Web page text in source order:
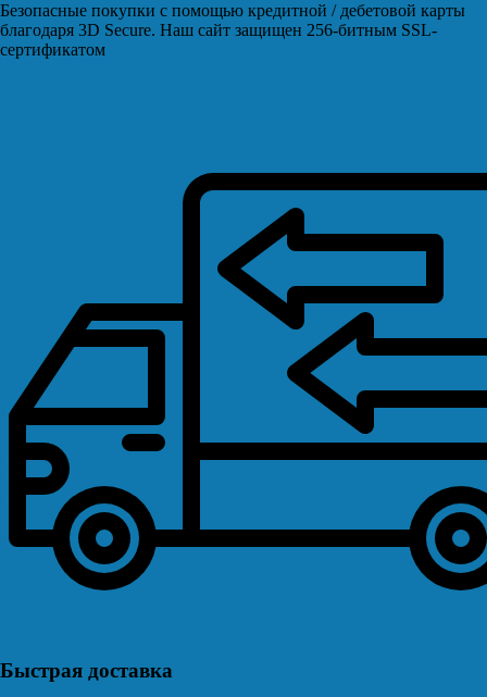
Безопасные покупки с помощью кредитной / дебетовой карты
благодаря 3D Secure. Наш сайт защищен 256-битным SSL-
сертификатом
Быстрая доставка